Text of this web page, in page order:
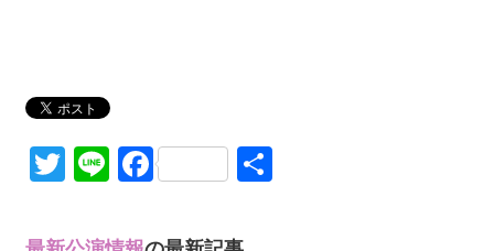
Twitter
LineFacebook